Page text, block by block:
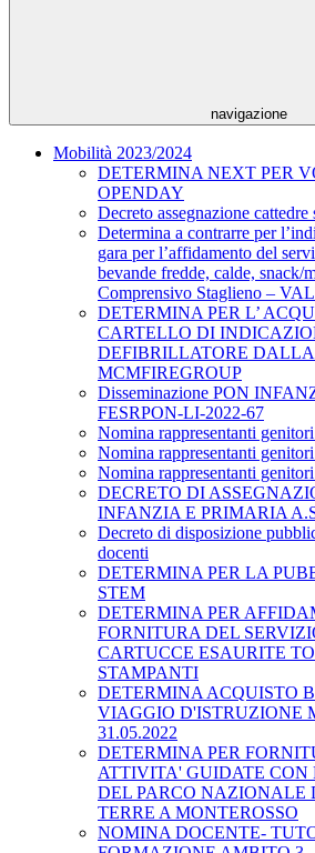
navigazione
Mobilità 2023/2024
DETERMINA NEXT PER
OPENDAY
Decreto assegnazione cattedre
Determina a contrarre per
gara per l’affidamento del
bevande fredde, calde, snack/
Comprensivo Staglieno –
DETERMINA PER L’
CARTELLO DI
DEFIBRILLATORE
MCMFIREGROUP
Disseminazione PON
FESRPON-LI-2022-67
Nomina rappresentanti
Nomina rappresentanti
Nomina rappresentanti
DECRETO DI
INFANZIA E PRIMARIA
Decreto di disposizione
docenti
DETERMINA PER LA
STEM
DETERMINA PER
FORNITURA DEL
CARTUCCE ESAURITE
STAMPANTI
DETERMINA ACQUISTO
VIAGGIO D'ISTRUZIONE
31.05.2022
DETERMINA PER
ATTIVITA' GUIDATE CON
DEL PARCO NAZIONALE
TERRE A MONTEROSSO
NOMINA DOCENTE-